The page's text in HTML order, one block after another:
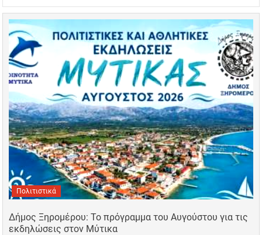
Πολιτιστικά
Δήμος Ξηρομέρου: Το πρόγραμμα του Αυγούστου για τις
εκδηλώσεις στον Μύτικα